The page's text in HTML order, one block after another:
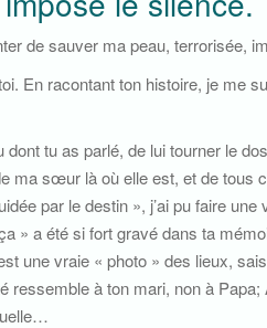
de sauver ma peau, terrorisée,
En racontant ton histoire, je me
dont tu as parlé, de lui tourner le
ma sœur là où elle est, et de tous
par le destin », j’ai pu faire une
» a été si fort gravé dans ta
une vraie « photo » des lieux,
ressemble à ton mari, non à